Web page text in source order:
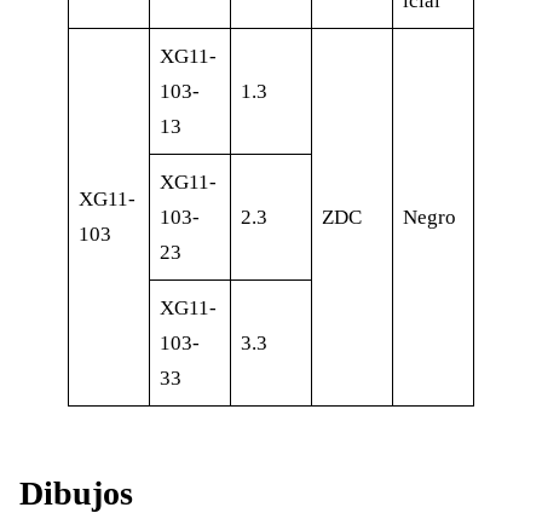
XG11-
103
XG11-
103-
13
1.3
ZDC Negro
XG11-
103-
23
2.3
XG11-
103-
33
3.3
Dibujos